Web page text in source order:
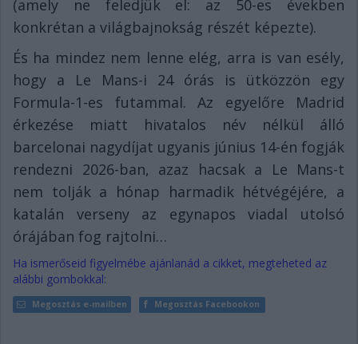
(amely ne feledjük el: az 50-es években
konkrétan a világbajnokság részét képezte).
És ha mindez nem lenne elég, arra is van esély,
hogy a Le Mans-i 24 órás is ütközzön egy
Formula-1-es futammal. Az egyelőre Madrid
érkezése miatt hivatalos név nélkül álló
barcelonai nagydíjat ugyanis június 14-én fogják
rendezni 2026-ban, azaz hacsak a Le Mans-t
nem tolják a hónap harmadik hétvégéjére, a
katalán verseny az egynapos viadal utolsó
órájában fog rajtolni…
Ha ismerőseid figyelmébe ajánlanád a cikket, megteheted az
alábbi gombokkal:
Megosztás e-mailben Megosztás Facebookon